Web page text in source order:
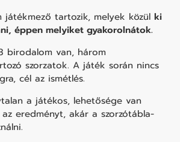
játékmező tartozik, melyek közül ki
éppen melyiket gyakorolnátok.
birodalom van, három
szorzatok. A játék során nincs
cél az ismétlés.
a játékos, lehetősége van
eredményt, akár a szorzótábla-